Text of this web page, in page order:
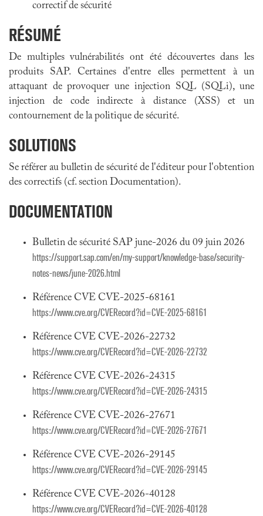
correctif de sécurité
RÉSUMÉ
De multiples vulnérabilités ont été découvertes dans les
produits SAP. Certaines d'entre elles permettent à un
attaquant de provoquer une injection SQL (SQLi), une
injection de code indirecte à distance (XSS) et un
contournement de la politique de sécurité.
SOLUTIONS
Se référer au bulletin de sécurité de l'éditeur pour l'obtention
des correctifs (cf. section Documentation).
DOCUMENTATION
Bulletin de sécurité SAP june-2026 du 09 juin 2026
https://support.sap.com/en/my-support/knowledge-base/security-
notes-news/june-2026.html
Référence CVE CVE-2025-68161
https://www.cve.org/CVERecord?id=CVE-2025-68161
Référence CVE CVE-2026-22732
https://www.cve.org/CVERecord?id=CVE-2026-22732
Référence CVE CVE-2026-24315
https://www.cve.org/CVERecord?id=CVE-2026-24315
Référence CVE CVE-2026-27671
https://www.cve.org/CVERecord?id=CVE-2026-27671
Référence CVE CVE-2026-29145
https://www.cve.org/CVERecord?id=CVE-2026-29145
Référence CVE CVE-2026-40128
https://www.cve.org/CVERecord?id=CVE-2026-40128